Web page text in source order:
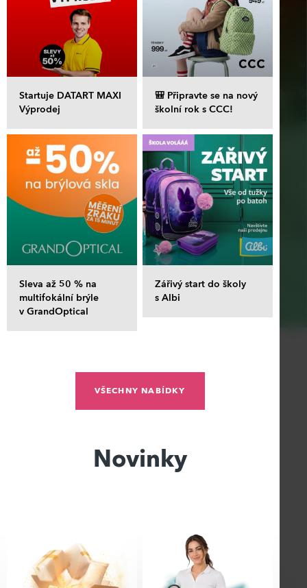
Startuje DATART MAXI
Výprodej
🎒 Připravte se na nový
školní rok s CCC!
Sleva až 50 % na
multifokální brýle
v GrandOptical
Zářivý start do školy
s Albi
VŠECHNY NABÍDKY
Novinky